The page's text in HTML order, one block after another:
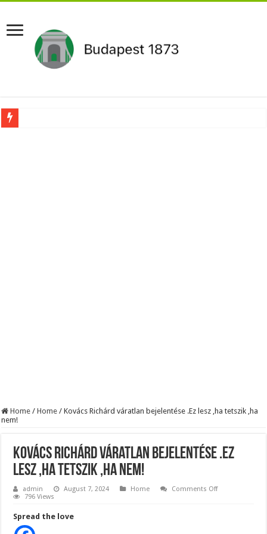
Home / Home / Kovács Richárd váratlan bejelentése .Ez lesz ,ha tetszik ,ha
nem!
Kovács Richárd váratlan bejelentése .Ez
lesz ,ha tetszik ,ha nem!
admin August 7, 2024 Home Comments Offon
796 Views
Spread the love